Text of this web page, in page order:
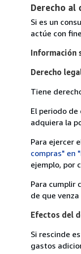
Derecho al
Si es un
actúe con
Información
Derecho
Tiene
El periodo
adquiera la
Para ejercer
compras" en
ejemplo, por
Para cumplir
de que
Efectos del
Si rescinde
gastos